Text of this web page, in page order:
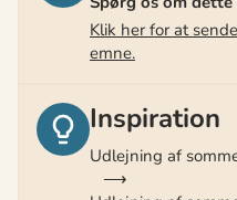
Klik her for at
emne.
Inspiration
Udlejning af